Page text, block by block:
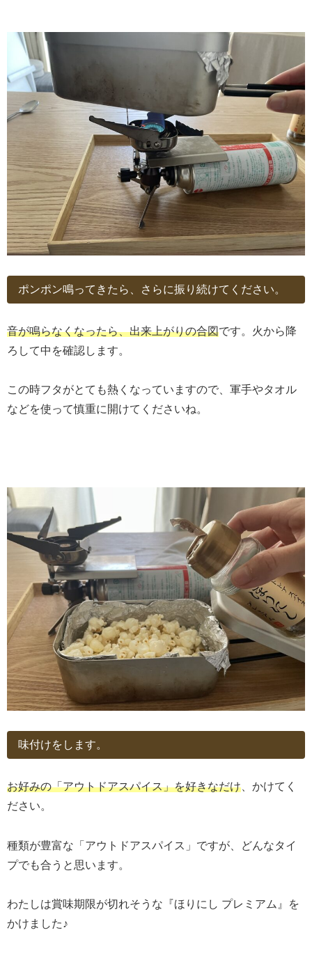
ポンポン鳴ってきたら、さらに振り続けてください。
音が鳴らなくなったら、出来上がりの合図です。火から降
ろして中を確認します。
この時フタがとても熱くなっていますので、軍手やタオル
などを使って慎重に開けてくださいね。
味付けをします。
お好みの「アウトドアスパイス」を好きなだけ 、かけてく
ださい。
種類が豊富な「アウトドアスパイス」ですが、どんなタイ
プでも合うと思います。
わたしは賞味期限が切れそうな『ほりにし プレミアム』を
かけました♪